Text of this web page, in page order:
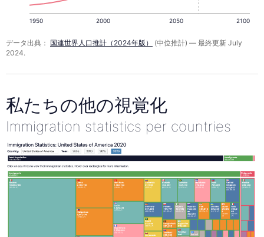
1950 2000 2050 2100
データ出典： 国連世界人口推計（2024年版）
(中位推計) — 最終更新 July
2024.
私たちの他の視覚化
Immigration statistics per countries